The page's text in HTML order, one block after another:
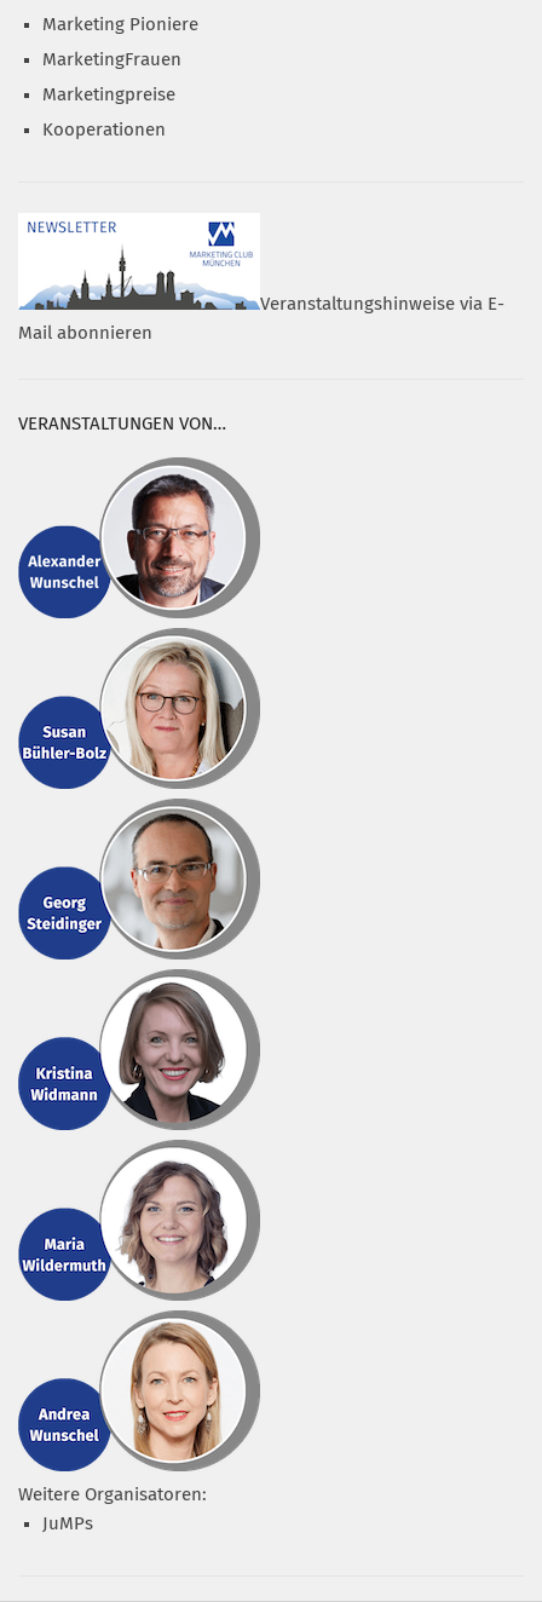
Marketing Pioniere
MarketingFrauen
Marketingpreise
Kooperationen
Veranstaltungshinweise via E-
Mail abonnieren
VERANSTALTUNGEN VON…
Weitere Organisatoren:
JuMPs